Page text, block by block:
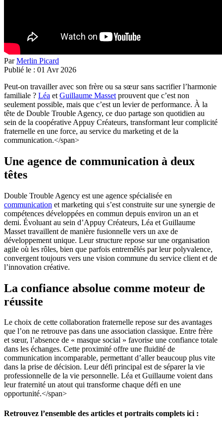
ParMerlin Picard
Publié le : 01 Avr 2026
Peut-on travailler avec son frère ou sa sœur sans sacrifier l’harmonie
familiale ? Léa et Guillaume Masset prouvent que c’est non
seulement possible, mais que c’est un levier de performance. À la
tête de Double Trouble Agency, ce duo partage son quotidien au
sein de la coopérative Appuy Créateurs, transformant leur complicité
fraternelle en une force, au service du marketing et de la
communication.</span>
Une agence de communication à deux
têtes
Double Trouble Agency est une agence spécialisée en
communication et marketing qui s’est construite sur une synergie de
compétences développées en commun depuis environ un an et
demi. Évoluant au sein d’Appuy Créateurs, Léa et Guillaume
Masset travaillent de manière fusionnelle vers un axe de
développement unique. Leur structure repose sur une organisation
agile où les rôles, bien que parfois entremêlés par leur polyvalence,
convergent toujours vers une vision commune du service client et de
l’innovation créative.
La confiance absolue comme moteur de
réussite
Le choix de cette collaboration fraternelle repose sur des avantages
que l’on ne retrouve pas dans une association classique. Entre frère
et sœur, l’absence de « masque social » favorise une confiance totale
dans les échanges. Cette proximité offre une fluidité de
communication incomparable, permettant d’aller beaucoup plus vite
dans la prise de décision. Leur défi principal est de séparer la vie
professionnelle de la vie personnelle. Léa et Guillaume voient dans
leur fraternité un atout qui transforme chaque défi en une
opportunité.</span>
Retrouvez l’ensemble des articles et portraits complets ici :